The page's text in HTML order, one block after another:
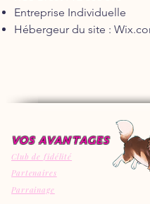
Entreprise Individuelle
Hébergeur du site :
VOS AVANTAGES
Club de fidélité
Partenaires
Parrainage